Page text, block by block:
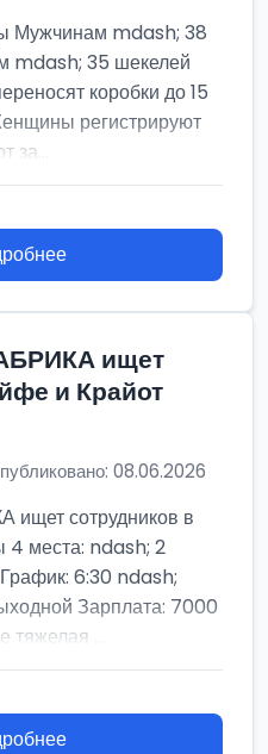
Мужчинам mdash; 38
mdash; 35 шекелей
коробки до 15
регистрируют
ищет
и Крайот
08.06.2026
сотрудников в
4 места: ndash; 2
6:30 ndash;
Зарплата: 7000
...